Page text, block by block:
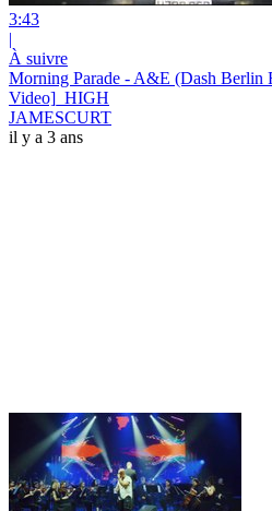
3:43
|
À suivre
Morning Parade - A&E (Dash
Video]_HIGH
JAMESCURT
il y a 3 ans